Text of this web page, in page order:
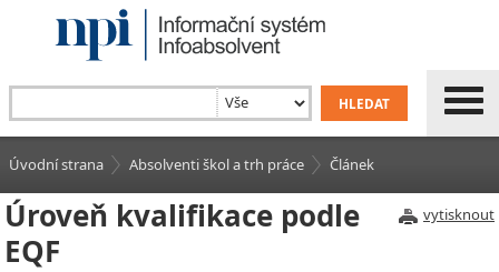
Úvodní strana Absolventi škol a trh práce Článek
vytisknout
Úroveň kvalifikace podle
EQF